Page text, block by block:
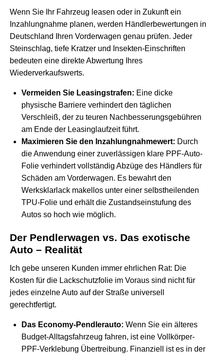
Wenn Sie Ihr Fahrzeug leasen oder in Zukunft ein
Inzahlungnahme planen, werden Händlerbewertungen in
Deutschland Ihren Vorderwagen genau prüfen. Jeder
Steinschlag, tiefe Kratzer und Insekten-Einschriften
bedeuten eine direkte Abwertung Ihres
Wiederverkaufswerts.
Vermeiden Sie Leasingstrafen: Eine dicke
physische Barriere verhindert den täglichen
Verschleiß, der zu teuren Nachbesserungsgebühren
am Ende der Leasinglaufzeit führt.
Maximieren Sie den Inzahlungnahmewert: Durch
die Anwendung einer zuverlässigen klare PPF-Auto-
Folie verhindert vollständig Abzüge des Händlers für
Schäden am Vorderwagen. Es bewahrt den
Werksklarlack makellos unter einer selbstheilenden
TPU-Folie und erhält die Zustandseinstufung des
Autos so hoch wie möglich.
Der Pendlerwagen vs. Das exotische
Auto – Realität
Ich gebe unseren Kunden immer ehrlichen Rat: Die
Kosten für die Lackschutzfolie im Voraus sind nicht für
jedes einzelne Auto auf der Straße universell
gerechtfertigt.
Das Economy-Pendlerauto: Wenn Sie ein älteres
Budget-Alltagsfahrzeug fahren, ist eine Vollkörper-
PPF-Verklebung Übertreibung. Finanziell ist es in der